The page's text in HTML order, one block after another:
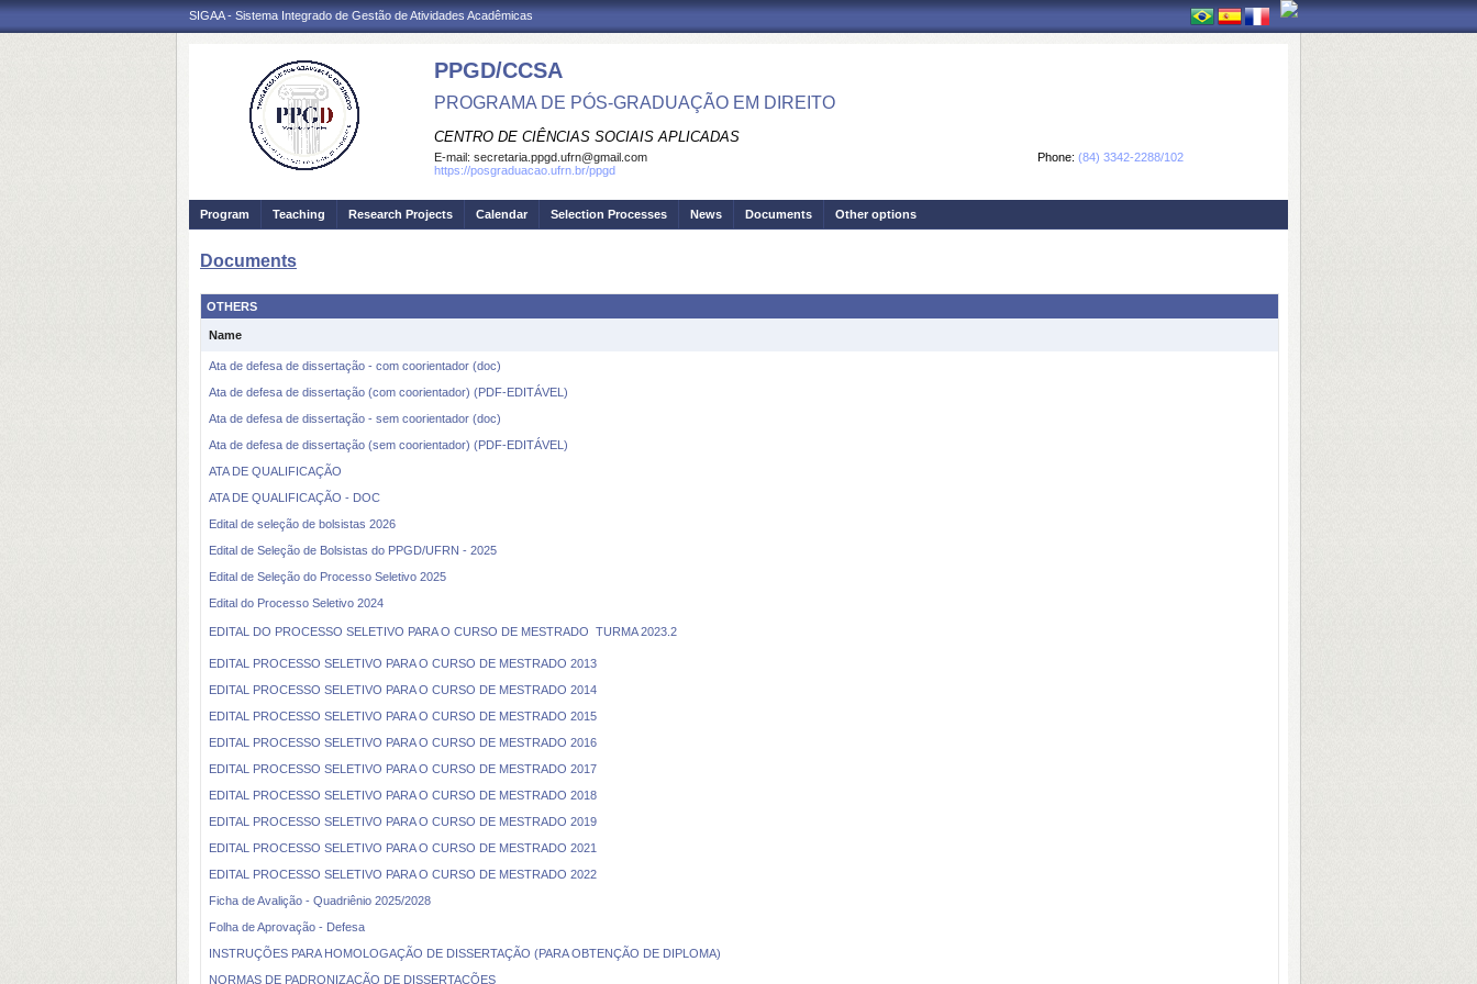
SIGAA - Sistema Integrado de Gestão de Atividades Acadêmicas
PPGD/CCSA
PROGRAMA DE PÓS-GRADUAÇÃO EM DIREITO
CENTRO DE CIÊNCIAS SOCIAIS APLICADAS
Phone: (84) 3342-2288/102
E-mail: secretaria.ppgd.ufrn@gmail.com
https://posgraduacao.ufrn.br/ppgd
Program Teaching Research Projects Calendar Selection Processes News Documents Other options
Documents
OTHERS
Name
Ata de defesa de dissertação - com coorientador (doc)
Ata de defesa de dissertação (com coorientador) (PDF-EDITÁVEL)
Ata de defesa de dissertação - sem coorientador (doc)
Ata de defesa de dissertação (sem coorientador) (PDF-EDITÁVEL)
ATA DE QUALIFICAÇÃO
ATA DE QUALIFICAÇÃO - DOC
Edital de seleção de bolsistas 2026
Edital de Seleção de Bolsistas do PPGD/UFRN - 2025
Edital de Seleção do Processo Seletivo 2025
Edital do Processo Seletivo 2024
EDITAL DO PROCESSO SELETIVO PARA O CURSO DE MESTRADO  TURMA 2023.2
EDITAL PROCESSO SELETIVO PARA O CURSO DE MESTRADO 2013
EDITAL PROCESSO SELETIVO PARA O CURSO DE MESTRADO 2014
EDITAL PROCESSO SELETIVO PARA O CURSO DE MESTRADO 2015
EDITAL PROCESSO SELETIVO PARA O CURSO DE MESTRADO 2016
EDITAL PROCESSO SELETIVO PARA O CURSO DE MESTRADO 2017
EDITAL PROCESSO SELETIVO PARA O CURSO DE MESTRADO 2018
EDITAL PROCESSO SELETIVO PARA O CURSO DE MESTRADO 2019
EDITAL PROCESSO SELETIVO PARA O CURSO DE MESTRADO 2021
EDITAL PROCESSO SELETIVO PARA O CURSO DE MESTRADO 2022
Ficha de Avalição - Quadriênio 2025/2028
Folha de Aprovação - Defesa
INSTRUÇÕES PARA HOMOLOGAÇÃO DE DISSERTAÇÃO (PARA OBTENÇÃO DE DIPLOMA)
NORMAS DE PADRONIZAÇÃO DE DISSERTAÇÕES